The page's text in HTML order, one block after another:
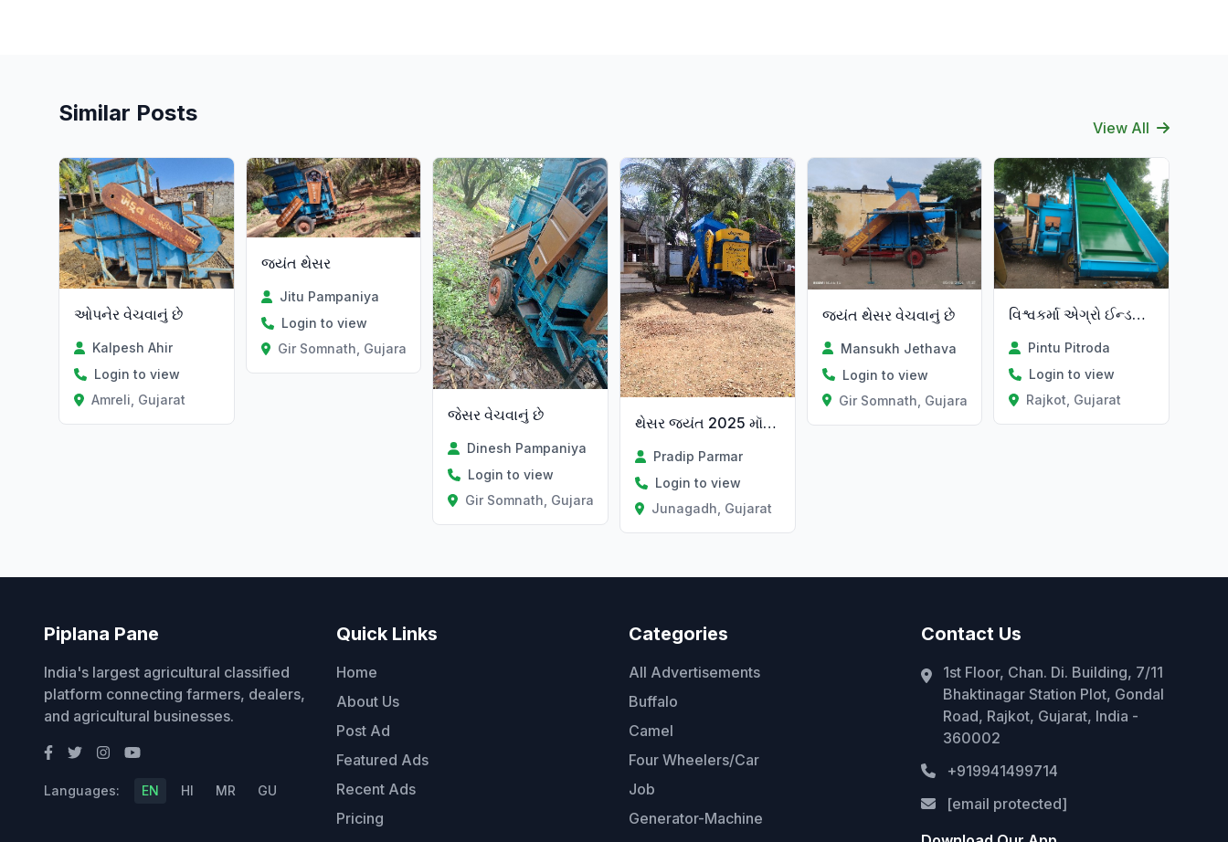
Similar Posts
View All
ઓપનેર વેચવાનું છે
Kalpesh Ahir
Login to view
Amreli, Gujarat
જયંત થેસર
Jitu Pampaniya
Login to view
Gir Somnath, Gujarat
જેસર વેચવાનું છે
Dinesh Pampaniya
Login to view
Gir Somnath, Gujarat
થેસર જ્યંત 2025 મૉડલ
Pradip Parmar
Login to view
Junagadh, Gujarat
જયંત થેસર વેચવાનું છે
Mansukh Jethava
Login to view
Gir Somnath, Gujarat
Verified
વિશ્વકર્મા એગ્રો ઈન્ડસ્ટ્રીઝ
Pintu Pitroda
Login to view
Rajkot, Gujarat
Piplana Pane
India's largest agricultural classified
platform connecting farmers, dealers,
and agricultural businesses.
Languages: EN HI MR GU
Quick Links
Home
About Us
Post Ad
Featured Ads
Recent Ads
Pricing
Categories
All Advertisements
Buffalo
Camel
Four Wheelers/Car
Job
Generator-Machine
Contact Us
1st Floor, Chan. Di. Building, 7/11
Bhaktinagar Station Plot, Gondal
Road, Rajkot, Gujarat, India -
360002
+919941499714
[email protected]